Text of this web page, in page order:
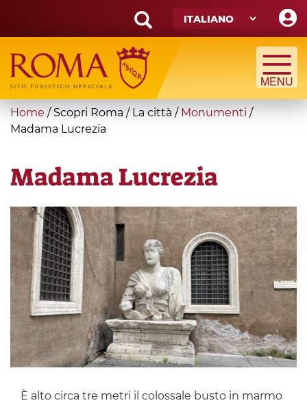
main
content
Search
form
Cerca
You
are
Home / Scopri Roma / La città / Monumenti /
Madama Lucrezia
Madama Lucrezia
È alto circa tre metri il colossale busto in marmo